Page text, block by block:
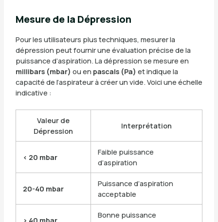
Mesure de la Dépression
Pour les utilisateurs plus techniques, mesurer la
dépression peut fournir une évaluation précise de la
puissance d’aspiration. La dépression se mesure en
millibars (mbar) ou en pascals (Pa) et indique la
capacité de l’aspirateur à créer un vide. Voici une échelle
indicative :
Valeur de
Dépression
Interprétation
< 20 mbar
Faible puissance
d’aspiration
20-40 mbar
Puissance d’aspiration
acceptable
> 40 mbar
Bonne puissance